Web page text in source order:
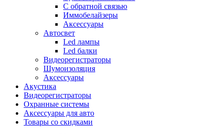
С обратной связью
Иммобелайзеры
Аксессуары
Автосвет
Led лампы
Led балки
Видеорегистраторы
Шумоизоляция
Аксессуары
Акустика
Видеорегистраторы
Охранные системы
Аксессуары для авто
Товары со скидками